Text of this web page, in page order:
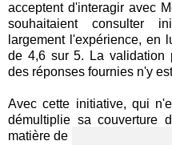
acceptent d'interagir avec
souhaitaient consulter
largement l'expérience, en
de 4,6 sur 5. La validation
des réponses fournies n'y
Avec cette initiative, qui
démultiplie sa couverture
matière de santé et de bien-